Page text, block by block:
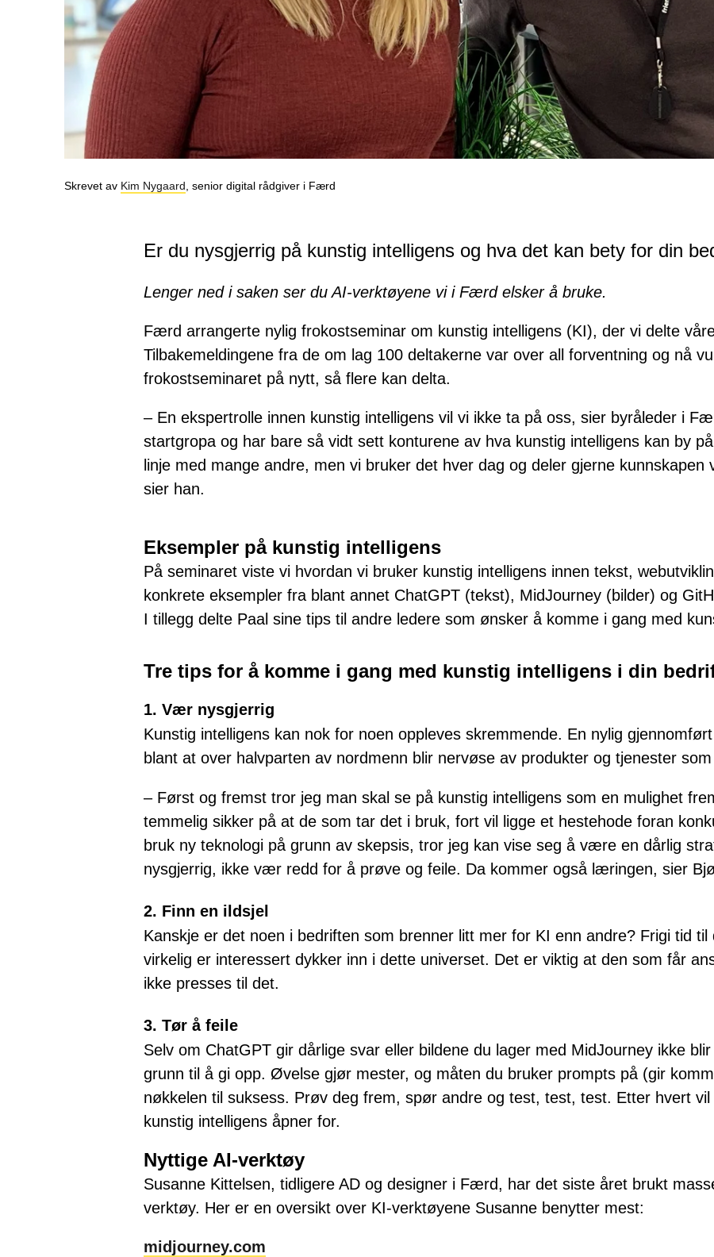
Skrevet av Kim Nygaard, senior digital rådgiver i Færd
Er du nysgjerrig på kunstig intelligens og hva det kan bety for din
Lenger ned i saken ser du AI-verktøyene vi i Færd elsker å bruke.
Færd arrangerte nylig frokostseminar om kunstig intelligens (KI), der vi delte
Tilbakemeldingene fra de om lag 100 deltakerne var over all forventning og nå
frokostseminaret på nytt, så flere kan delta.
– En ekspertrolle innen kunstig intelligens vil vi ikke ta på oss, sier byråleder i
startgropa og har bare så vidt sett konturene av hva kunstig intelligens kan by
linje med mange andre, men vi bruker det hver dag og deler gjerne kunnskapen
sier han.
Eksempler på kunstig intelligens
På seminaret viste vi hvordan vi bruker kunstig intelligens innen tekst,
konkrete eksempler fra blant annet ChatGPT (tekst), MidJourney (bilder) og
I tillegg delte Paal sine tips til andre ledere som ønsker å komme i gang med
Tre tips for å komme i gang med kunstig intelligens i din
1. Vær nysgjerrig
Kunstig intelligens kan nok for noen oppleves skremmende. En nylig
blant at over halvparten av nordmenn blir nervøse av produkter og tjenester
– Først og fremst tror jeg man skal se på kunstig intelligens som en mulighet
temmelig sikker på at de som tar det i bruk, fort vil ligge et hestehode foran
bruk ny teknologi på grunn av skepsis, tror jeg kan vise seg å være en dårlig
nysgjerrig, ikke vær redd for å prøve og feile. Da kommer også læringen, sier
2. Finn en ildsjel
Kanskje er det noen i bedriften som brenner litt mer for KI enn andre? Frigi tid
virkelig er interessert dykker inn i dette universet. Det er viktig at den som får
ikke presses til det.
3. Tør å feile
Selv om ChatGPT gir dårlige svar eller bildene du lager med MidJourney ikke
grunn til å gi opp. Øvelse gjør mester, og måten du bruker prompts på (gir
nøkkelen til suksess. Prøv deg frem, spør andre og test, test, test. Etter hvert
kunstig intelligens åpner for.
Nyttige AI-verktøy
Susanne Kittelsen, tidligere AD og designer i Færd, har det siste året brukt
verktøy. Her er en oversikt over KI-verktøyene Susanne benytter mest:
midjourney.com